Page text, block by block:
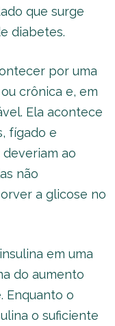
que surge
diabetes.
por uma
crônica e, em
Ela acontece
fígado e
ao
não
a glicose no
em uma
do aumento
Enquanto o
o suficiente